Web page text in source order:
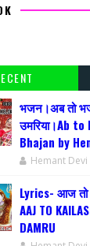
भजन।अब तो
उमरिया।Ab
Bhajan by
Hemant Devi
Lyrics- आज
AAJ TO
DAMRU